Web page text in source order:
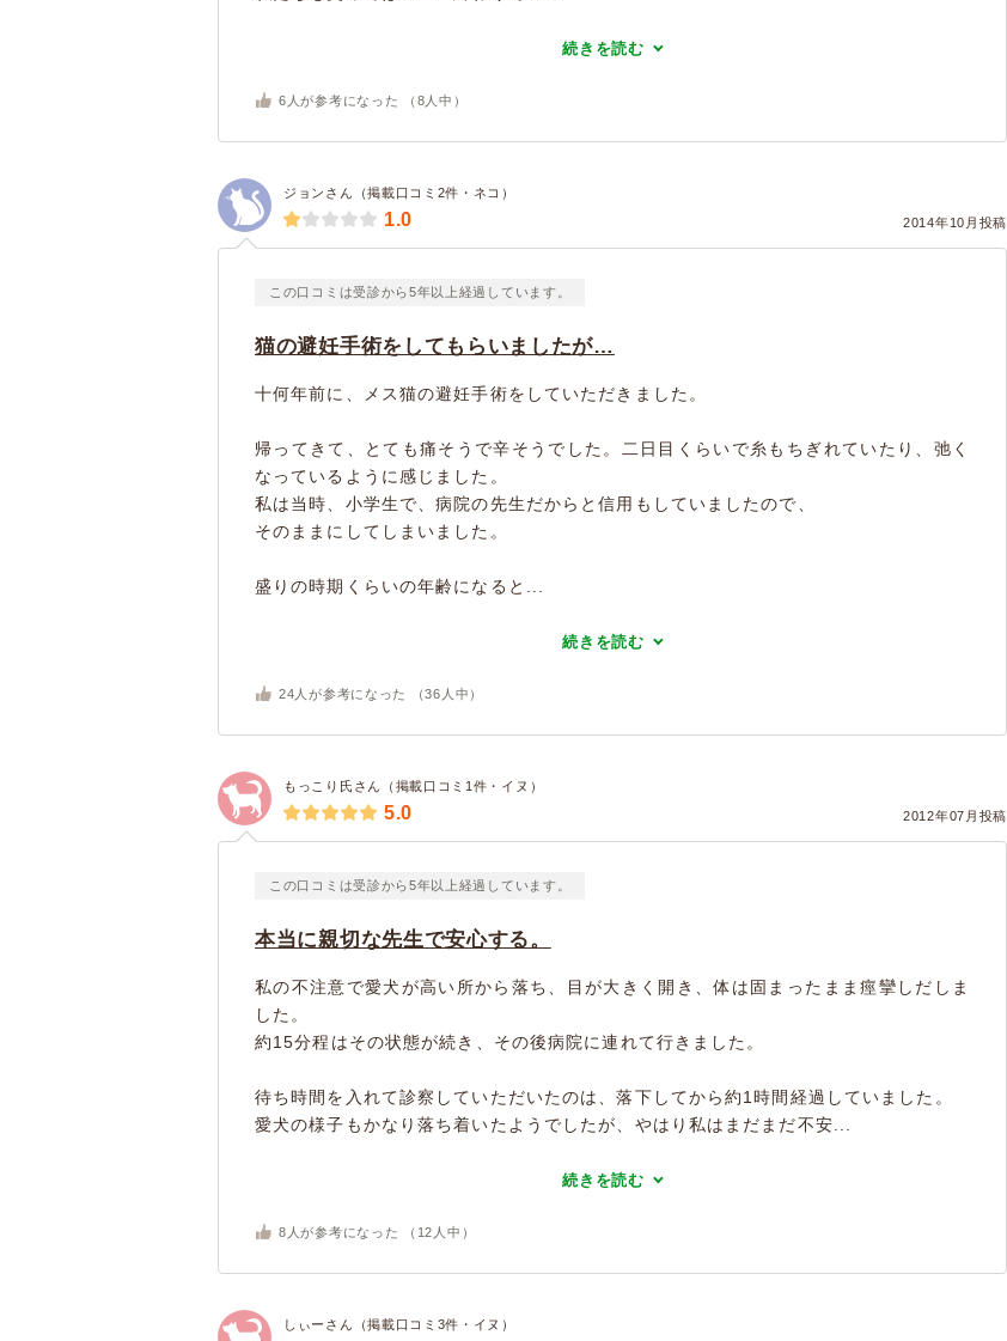
続きを読む
6 人が参考になった （ 8 人中）
ジョンさん（掲載口コミ2件・ネコ）
2014年10月投稿
1.0
この口コミは受診から5年以上経過しています。
猫の避妊手術をしてもらいましたが…
十何年前に、メス猫の避妊手術をしていただきました。
帰ってきて、とても痛そうで辛そうでした。二日目くらいで糸もちぎれていたり、弛く
なっているように感じました。
私は当時、小学生で、病院の先生だからと信用もしていましたので、
そのままにしてしまいました。
盛りの時期くらいの年齢になると...
続きを読む
24 人が参考になった （36 人中）
もっこり氏さん（掲載口コミ1件・イヌ）
2012年07月投稿
5.0
この口コミは受診から5年以上経過しています。
本当に親切な先生で安心する。
私の不注意で愛犬が高い所から落ち、目が大きく開き、体は固まったまま痙攣しだしま
した。
約15分程はその状態が続き、その後病院に連れて行きました。
待ち時間を入れて診察していただいたのは、落下してから約1時間経過していました。
愛犬の様子もかなり落ち着いたようでしたが、やはり私はまだまだ不安...
続きを読む
8 人が参考になった （ 12 人中）
しぃーさん（掲載口コミ3件・イヌ）